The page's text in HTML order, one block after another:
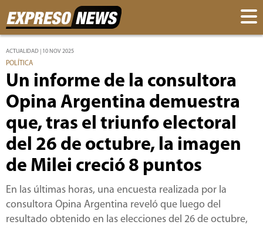
ACTUALIDAD | 10 NOV 2025
POLÍTICA
Un informe de la consultora
Opina Argentina demuestra
que, tras el triunfo electoral
del 26 de octubre, la imagen
de Milei creció 8 puntos
En las últimas horas, una encuesta realizada por la
consultora Opina Argentina reveló que luego del
resultado obtenido en las elecciones del 26 de octubre,